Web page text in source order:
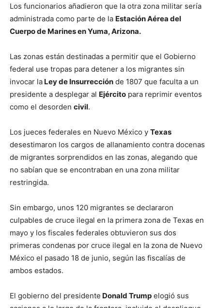
Los funcionarios añadieron que la otra zona militar sería
administrada como parte de la Estación Aérea del
Cuerpo de Marines en Yuma, Arizona.
Las zonas están destinadas a permitir que el Gobierno
federal use tropas para detener a los migrantes sin
invocar la Ley de Insurrección de 1807 que faculta a un
presidente a desplegar al Ejército para reprimir eventos
como el desorden civil.
Los jueces federales en Nuevo México y Texas
desestimaron los cargos de allanamiento contra docenas
de migrantes sorprendidos en las zonas, alegando que
no sabían que se encontraban en una zona militar
restringida.
Sin embargo, unos 120 migrantes se declararon
culpables de cruce ilegal en la primera zona de Texas en
mayo y los fiscales federales obtuvieron sus dos
primeras condenas por cruce ilegal en la zona de Nuevo
México el pasado 18 de junio, según las fiscalías de
ambos estados.
El gobierno del presidente Donald Trump elogió sus